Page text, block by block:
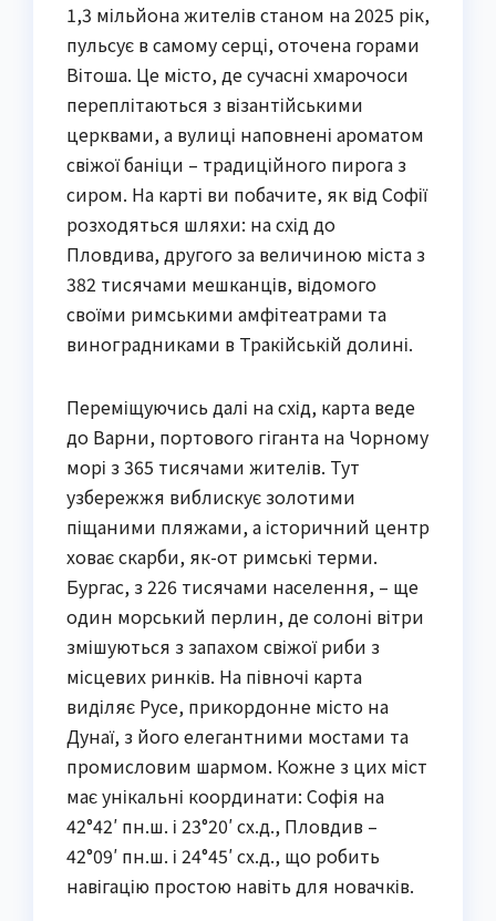
1,3 мільйона жителів станом на 2025 рік,
пульсує в самому серці, оточена горами
Вітоша. Це місто, де сучасні хмарочоси
переплітаються з візантійськими
церквами, а вулиці наповнені ароматом
свіжої баніци – традиційного пирога з
сиром. На карті ви побачите, як від Софії
розходяться шляхи: на схід до
Пловдива, другого за величиною міста з
382 тисячами мешканців, відомого
своїми римськими амфітеатрами та
виноградниками в Тракійській долині.
Переміщуючись далі на схід, карта веде
до Варни, портового гіганта на Чорному
морі з 365 тисячами жителів. Тут
узбережжя виблискує золотими
піщаними пляжами, а історичний центр
ховає скарби, як-от римські терми.
Бургас, з 226 тисячами населення, – ще
один морський перлин, де солоні вітри
змішуються з запахом свіжої риби з
місцевих ринків. На півночі карта
виділяє Русе, прикордонне місто на
Дунаї, з його елегантними мостами та
промисловим шармом. Кожне з цих міст
має унікальні координати: Софія на
42°42′ пн.ш. і 23°20′ сх.д., Пловдив –
42°09′ пн.ш. і 24°45′ сх.д., що робить
навігацію простою навіть для новачків.